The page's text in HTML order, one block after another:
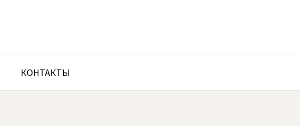
КОНТАКТЫ